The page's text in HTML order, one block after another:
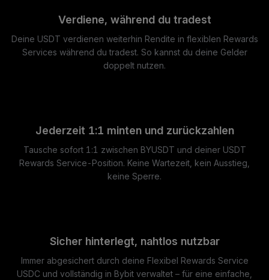
Verdiene, während du tradest
Deine USDT verdienen weiterhin Rendite in flexiblen Rewards
Services während du tradest. So kannst du deine Gelder
doppelt nutzen.
Jederzeit 1:1 minten und zurückzahlen
Tausche sofort 1:1 zwischen BYUSDT und deiner USDT
Rewards Service-Position. Keine Wartezeit, kein Ausstieg,
keine Sperre.
Sicher hinterlegt, nahtlos nutzbar
Immer abgesichert durch deine Flexibel Rewards Service
USDC und vollständig in Bybit verwaltet – für eine einfache,